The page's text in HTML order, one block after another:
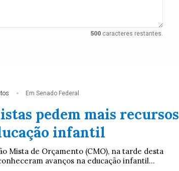
500caracteres restantes.
Em Senado Federal
pedem mais recursos
infantil
Mista de Orçamento (CMO), na tarde desta
avanços na educação infantil...